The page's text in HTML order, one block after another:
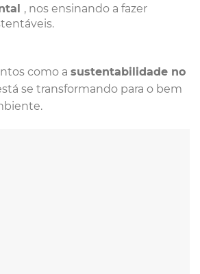
, nos ensinando a fazer
como a sustentabilidade no
se transformando para o bem